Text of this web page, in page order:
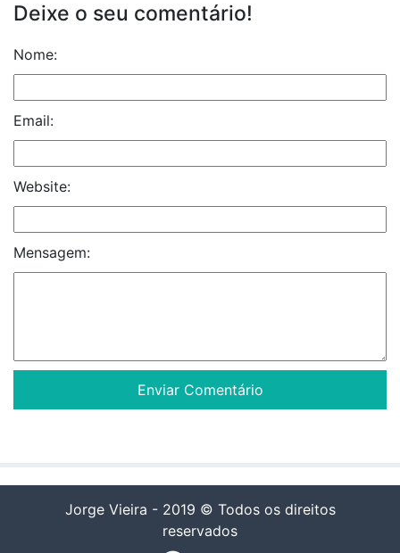
Deixe o seu comentário!
Nome:
Email:
Website:
Mensagem:
Jorge Vieira - 2019 © Todos os direitos
reservados